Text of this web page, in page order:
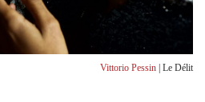
Vittorio Pessin | Le Délit